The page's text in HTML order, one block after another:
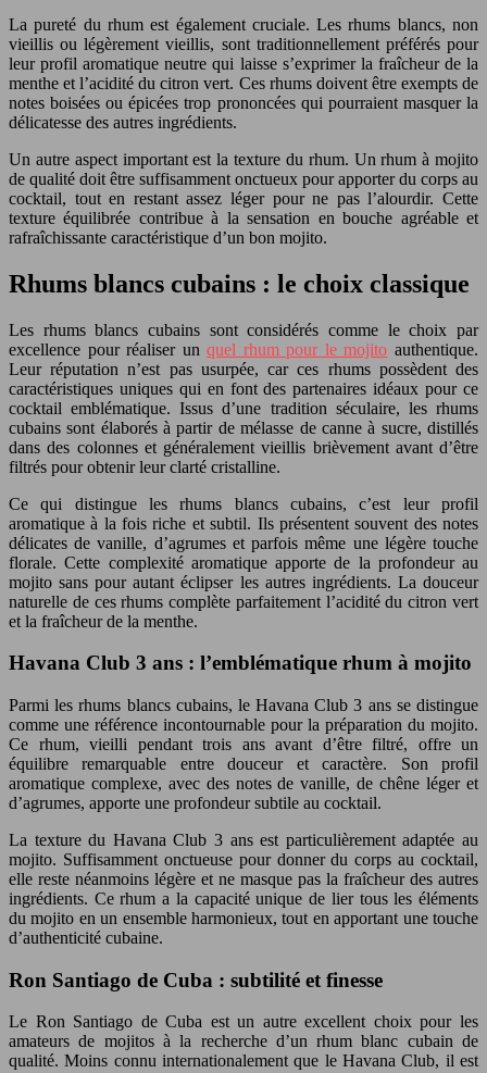
La pureté du rhum est également cruciale. Les rhums blancs, non
vieillis ou légèrement vieillis, sont traditionnellement préférés pour
leur profil aromatique neutre qui laisse s’exprimer la fraîcheur de la
menthe et l’acidité du citron vert. Ces rhums doivent être exempts de
notes boisées ou épicées trop prononcées qui pourraient masquer la
délicatesse des autres ingrédients.
Un autre aspect important est la texture du rhum. Un rhum à mojito
de qualité doit être suffisamment onctueux pour apporter du corps au
cocktail, tout en restant assez léger pour ne pas l’alourdir. Cette
texture équilibrée contribue à la sensation en bouche agréable et
rafraîchissante caractéristique d’un bon mojito.
Rhums blancs cubains : le choix classique
Les rhums blancs cubains sont considérés comme le choix par
excellence pour réaliser unquel rhum pour le mojito authentique.
Leur réputation n’est pas usurpée, car ces rhums possèdent des
caractéristiques uniques qui en font des partenaires idéaux pour ce
cocktail emblématique. Issus d’une tradition séculaire, les rhums
cubains sont élaborés à partir de mélasse de canne à sucre, distillés
dans des colonnes et généralement vieillis brièvement avant d’être
filtrés pour obtenir leur clarté cristalline.
Ce qui distingue les rhums blancs cubains, c’est leur profil
aromatique à la fois riche et subtil. Ils présentent souvent des notes
délicates de vanille, d’agrumes et parfois même une légère touche
florale. Cette complexité aromatique apporte de la profondeur au
mojito sans pour autant éclipser les autres ingrédients. La douceur
naturelle de ces rhums complète parfaitement l’acidité du citron vert
et la fraîcheur de la menthe.
Havana Club 3 ans : l’emblématique rhum à mojito
Parmi les rhums blancs cubains, le Havana Club 3 ans se distingue
comme une référence incontournable pour la préparation du mojito.
Ce rhum, vieilli pendant trois ans avant d’être filtré, offre un
équilibre remarquable entre douceur et caractère. Son profil
aromatique complexe, avec des notes de vanille, de chêne léger et
d’agrumes, apporte une profondeur subtile au cocktail.
La texture du Havana Club 3 ans est particulièrement adaptée au
mojito. Suffisamment onctueuse pour donner du corps au cocktail,
elle reste néanmoins légère et ne masque pas la fraîcheur des autres
ingrédients. Ce rhum a la capacité unique de lier tous les éléments
du mojito en un ensemble harmonieux, tout en apportant une touche
d’authenticité cubaine.
Ron Santiago de Cuba : subtilité et finesse
Le Ron Santiago de Cuba est un autre excellent choix pour les
amateurs de mojitos à la recherche d’un rhum blanc cubain de
qualité. Moins connu internationalement que le Havana Club, il est